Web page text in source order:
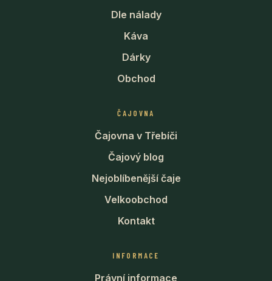
Dle nálady
Káva
Dárky
Obchod
ČAJOVNA
Čajovna v Třebíči
Čajový blog
Nejoblíbenější čaje
Velkoobchod
Kontakt
INFORMACE
Právní informace